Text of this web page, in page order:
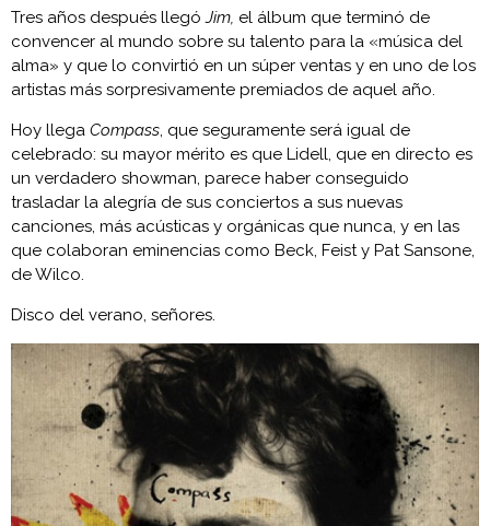
Tres años después llegóJim, el álbum que terminó de
convencer al mundo sobre su talento para la «música del
alma» y que lo convirtió en un súper ventas y en uno de los
artistas más sorpresivamente premiados de aquel año.
Hoy llega Compass, que seguramente será igual de
celebrado: su mayor mérito es que Lidell, que en directo es
un verdadero showman, parece haber conseguido
trasladar la alegría de sus conciertos a sus nuevas
canciones, más acústicas y orgánicas que nunca, y en las
que colaboran eminencias como Beck, Feist y Pat Sansone,
de Wilco.
Disco del verano, señores.